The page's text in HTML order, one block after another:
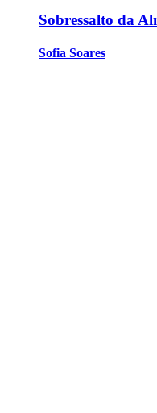
Sobressalto da
Sofia Soares